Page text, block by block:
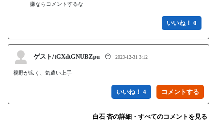
嫌ならコメントするな
いいね！ 0
ゲスト/tGXdtGNUBZpu 😶 2023-12-31 3:12
視野が広く、気遣い上手
いいね！ 4
白石 杏の詳細・すべてのコメントを見る